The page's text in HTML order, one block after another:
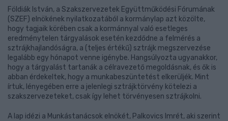
Földiák István, a Szakszervezetek Együttműködési Fórumának
(SZEF) elnökének nyilatkozatából a kormánylap azt közölte,
hogy tagjaik körében csak a kormánnyal való esetleges
eredménytelen tárgyalások esetén kezdődne a felmérés a
sztrájkhajlandóságra, a (teljes értékű) sztrájk megszervezése
legalább egy hónapot venne igénybe. Hangsúlyozta ugyanakkor,
hogy a tárgyalást tartanák a célravezető megoldásnak, és ők is
abban érdekeltek, hogy a munkabeszüntetést elkerüljék. Mint
írtuk, lényegében erre a jelenlegi sztrájktörvény kötelezi a
szakszervezeteket, csak így lehet törvényesen sztrájkolni.
A lap idézi a Munkástanácsok elnökét, Palkovics Imrét, aki szerint